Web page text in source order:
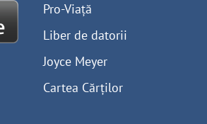
Pro-Viață
Liber de datorii
Joyce Meyer
Cartea Cărților